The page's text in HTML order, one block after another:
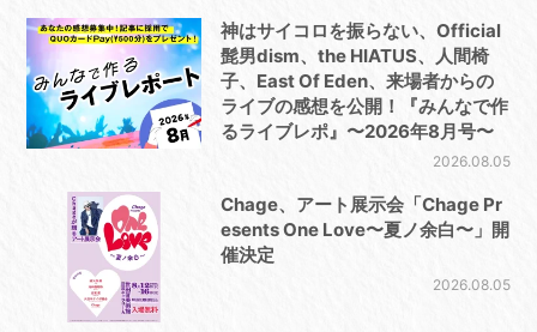
神はサイコロを振らない、Official
髭男dism、the HIATUS、人間椅
子、East Of Eden、来場者からの
ライブの感想を公開！『みんなで作
るライブレポ』〜2026年8月号〜
2026.08.05
Chage、アート展示会「Chage Pr
esents One Love〜夏ノ余白〜」開
催決定
2026.08.05